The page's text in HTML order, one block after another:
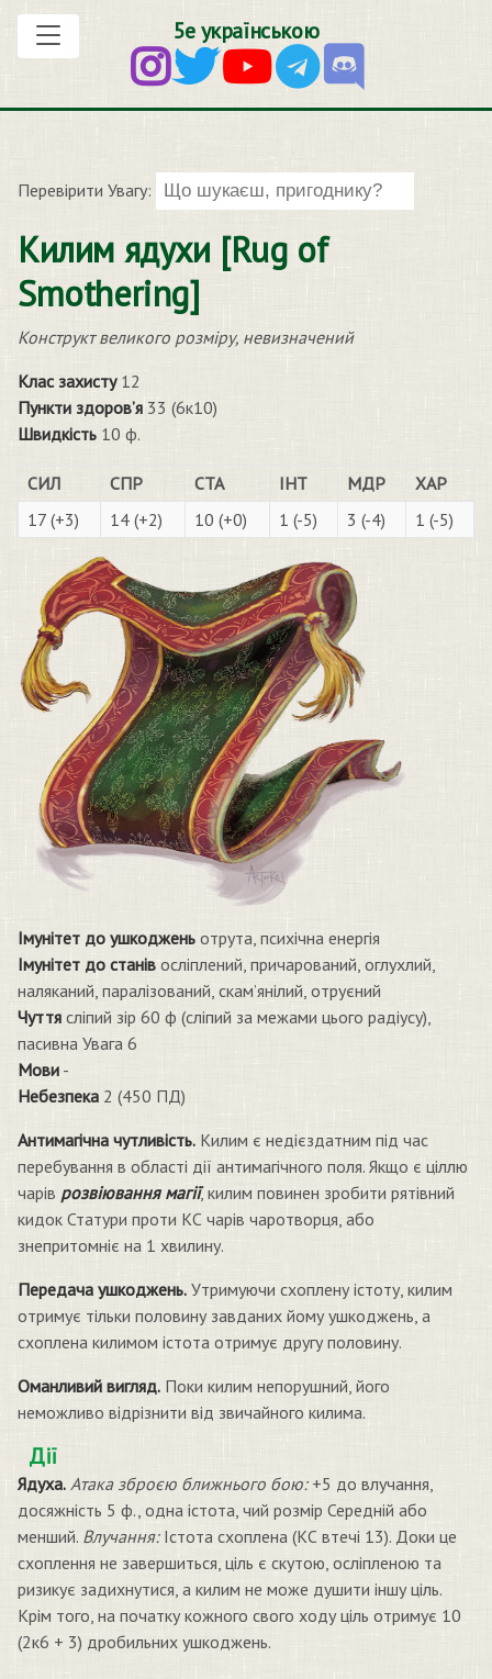
5е українською
Перевірити Увагу:
Килим ядухи [Rug of
Smothering]
Конструкт великого розміру, невизначений
Клас захисту12
Пункти здоров’я 33 (6к10)
Швидкість 10 ф.
СИЛ СПР СТА ІНТ МДР
ХАР
17 (+3)
14 (+2) 10 (+0) 1 (-5) 3 (-4) 1 (-5)
Імунітет до ушкоджень отрута, психічна енергія
Імунітет до станів осліплений, причарований, оглухлий,
наляканий, паралізований, скам’янілий, отруєний
Чуття сліпий зір 60 ф (сліпий за межами цього радіусу),
пасивна Увага 6
Мови -
Небезпека 2 (450 ПД)
Антимагічна чутливість. Килим є недієздатним під час
перебування в області дії антимагічного поля. Якщо є ціллю
чарів розвіювання магії, килим повинен зробити рятівний
кидок Статури проти КС чарів чаротворця, або
знепритомніє на 1 хвилину.
Передача ушкоджень. Утримуючи схоплену істоту, килим
отримує тільки половину завданих йому ушкоджень, а
схоплена килимом істота отримує другу половину.
Оманливий вигляд. Поки килим непорушний, його
неможливо відрізнити від звичайного килима.
Дії
Ядуха. Атака зброєю ближнього бою:+5 до влучання,
досяжність 5 ф., одна істота, чий розмір Середній або
менший. Влучання:Істота схоплена (КС втечі 13). Доки це
схоплення не завершиться, ціль є скутою, осліпленою та
ризикує задихнутися, а килим не може душити іншу ціль.
Крім того, на початку кожного свого ходу ціль отримує 10
(2к6 + 3) дробильних ушкоджень.